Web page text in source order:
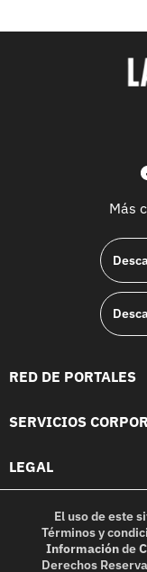
Más
RED DE PORTALES
SERVICIOS
LEGAL
El uso de este
Términos y
Informaciónde
Derechos